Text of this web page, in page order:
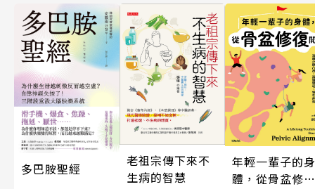
多巴胺聖經
老祖宗傳下來不
生病的智慧
年輕一輩子的身
體，從骨盆修復